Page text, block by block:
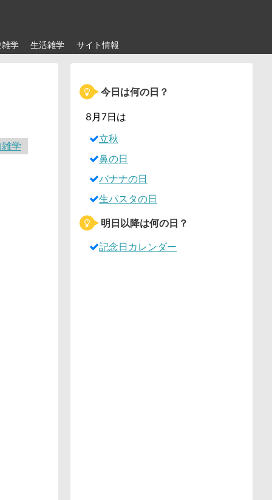
雑学 生活雑学 サイト情報
学
今日は何の日？
8月7日は
立秋
鼻の日
バナナの日
生パスタの日
明日以降は何の日？
記念日カレンダー